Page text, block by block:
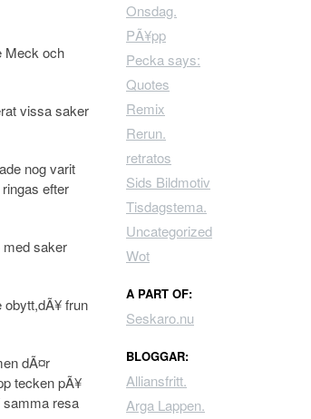
Meck och
vissa saker
nog varit
efter
med saker
obytt,dÃ¥ frun
dÃ¤r
tecken pÃ¥
samma resa
Onsdag.
PÃ¥pp
Pecka says:
Quotes
Remix
Rerun.
retratos
Sids Bildmotiv
Tisdagstema.
Uncategorized
Wot
A PART OF:
Seskaro.nu
BLOGGAR:
Alliansfritt.
Arga Lappen.